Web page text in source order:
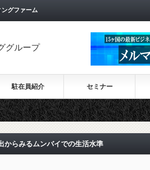
グファーム
グループ
駐在員紹介 セミナー
からみるムンバイでの生活水準